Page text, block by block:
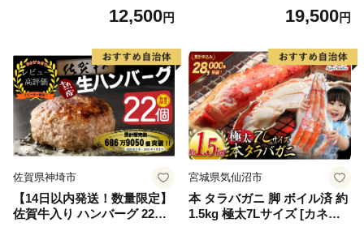
格外 不揃い さけ サケ 鮭切身
切り身 魚 わけあり
12,500円 19,500円
佐賀県神埼市
【14日以内発送！数量限定】
佐賀牛入り ハンバーグ 22個
宮城県気仙沼市
本 タラバガニ 脚 ボイル済 約
1.5kg 極太7Lサイズ [カネダ